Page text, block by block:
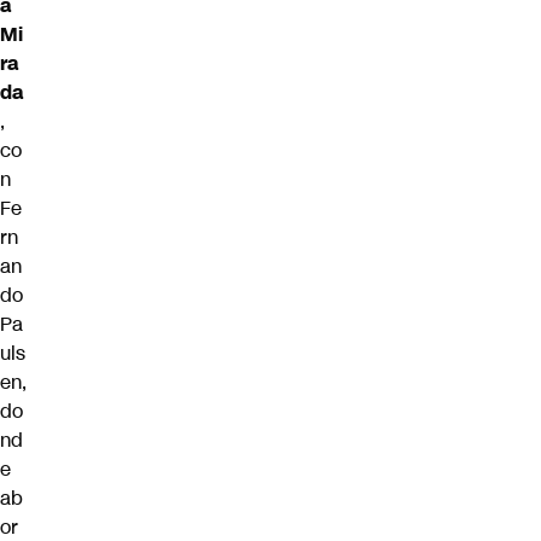
Mi
ra
da
,
co
n
Fe
rn
an
do
Pa
uls
en,
do
nd
e
ab
or